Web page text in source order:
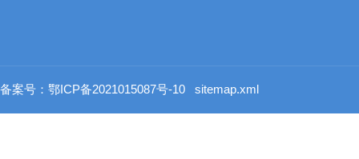
备案号：鄂ICP备2021015087号-10 sitemap.xml